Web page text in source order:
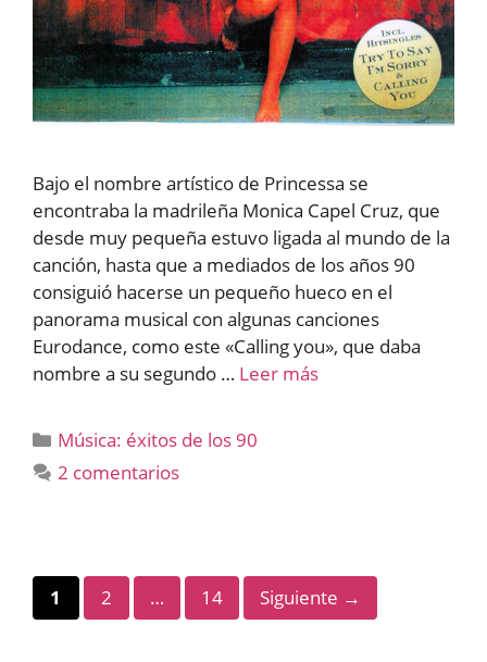
Bajo el nombre artístico de Princessa se
encontraba la madrileña Monica Capel Cruz, que
desde muy pequeña estuvo ligada al mundo de la
canción, hasta que a mediados de los años 90
consiguió hacerse un pequeño hueco en el
panorama musical con algunas canciones
Eurodance, como este «Calling you», que daba
nombre a su segundo … Leer más
Categorías
Música: éxitos de los 90
2 comentarios
Página
1 Página
2 … Página
14 Siguiente →